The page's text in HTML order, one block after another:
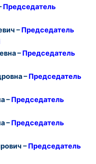
Председатель
–Председатель
–Председатель
–Председатель
–Председатель
–Председатель
–Председатель